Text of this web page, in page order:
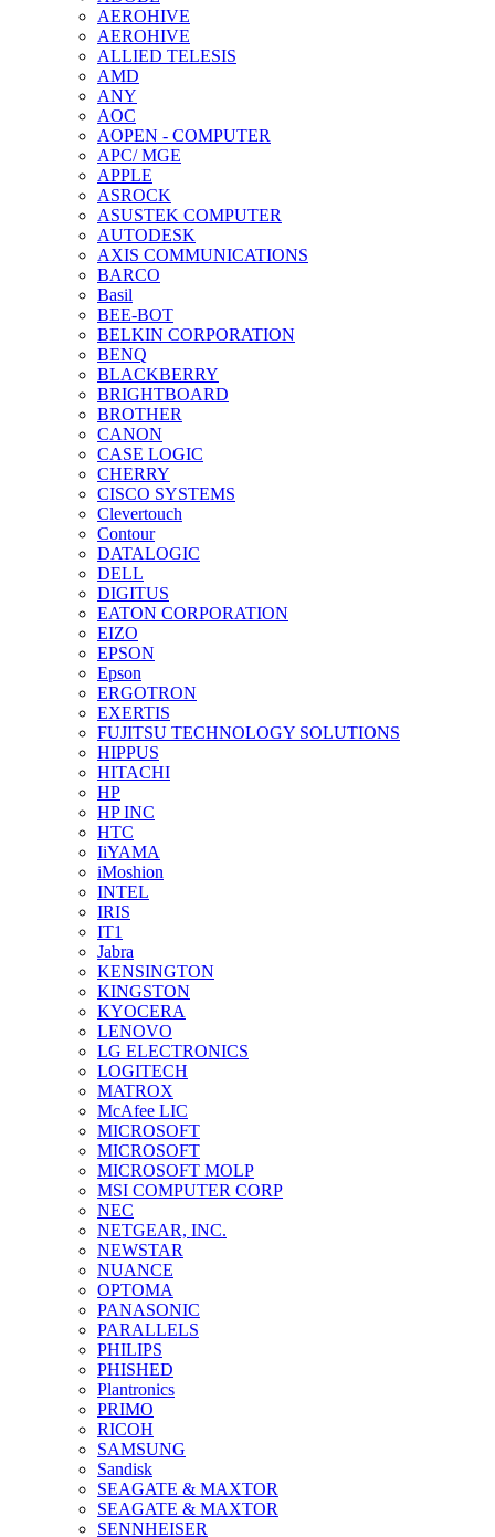
AEROHIVE
AEROHIVE
ALLIED TELESIS
AMD
ANY
AOC
AOPEN - COMPUTER
APC/ MGE
APPLE
ASROCK
ASUSTEK COMPUTER
AUTODESK
AXIS COMMUNICATIONS
BARCO
Basil
BEE-BOT
BELKIN CORPORATION
BENQ
BLACKBERRY
BRIGHTBOARD
BROTHER
CANON
CASE LOGIC
CHERRY
CISCO SYSTEMS
Clevertouch
Contour
DATALOGIC
DELL
DIGITUS
EATON CORPORATION
EIZO
EPSON
Epson
ERGOTRON
EXERTIS
FUJITSU TECHNOLOGY SOLUTIONS
HIPPUS
HITACHI
HP
HP INC
HTC
IiYAMA
iMoshion
INTEL
IRIS
IT1
Jabra
KENSINGTON
KINGSTON
KYOCERA
LENOVO
LG ELECTRONICS
LOGITECH
MATROX
McAfee LIC
MICROSOFT
MICROSOFT
MICROSOFT MOLP
MSI COMPUTER CORP
NEC
NETGEAR, INC.
NEWSTAR
NUANCE
OPTOMA
PANASONIC
PARALLELS
PHILIPS
PHISHED
Plantronics
PRIMO
RICOH
SAMSUNG
Sandisk
SEAGATE & MAXTOR
SEAGATE & MAXTOR
SENNHEISER